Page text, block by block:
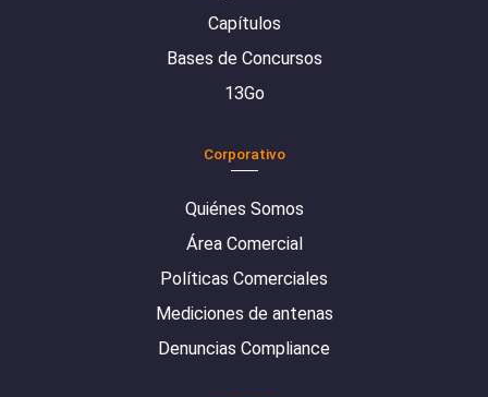
Capítulos
Bases de Concursos
13Go
Corporativo
Quiénes Somos
Área Comercial
Políticas Comerciales
Mediciones de antenas
Denuncias Compliance